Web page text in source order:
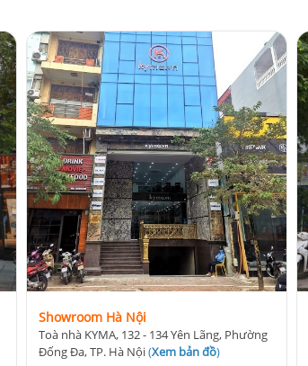
Showroom Hà Nội
Toà nhà KYMA, 132 - 134 Yên Lãng, Phường
Đống Đa, TP. Hà Nội(Xem bản đồ)